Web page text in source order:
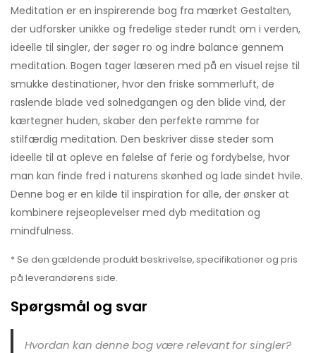
Meditation er en inspirerende bog fra mærket Gestalten,
der udforsker unikke og fredelige steder rundt om i verden,
ideelle til singler, der søger ro og indre balance gennem
meditation. Bogen tager læseren med på en visuel rejse til
smukke destinationer, hvor den friske sommerluft, de
raslende blade ved solnedgangen og den blide vind, der
kærtegner huden, skaber den perfekte ramme for
stilfærdig meditation. Den beskriver disse steder som
ideelle til at opleve en følelse af ferie og fordybelse, hvor
man kan finde fred i naturens skønhed og lade sindet hvile.
Denne bog er en kilde til inspiration for alle, der ønsker at
kombinere rejseoplevelser med dyb meditation og
mindfulness.
* Se den gældende produkt beskrivelse, specifikationer og pris
på leverandørens side.
Spørgsmål og svar
Hvordan kan denne bog være relevant for singler?